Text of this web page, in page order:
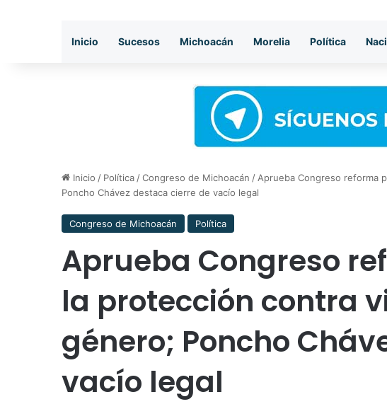
Inicio Sucesos Michoacán Morelia Política
Inicio / Política /Congreso de Michoacán / Aprueba Congreso reforma
Poncho Chávez destaca cierre de vacío legal
Congreso de Michoacán Política
Aprueba Congreso
la protección contra
género; Poncho
vacío legal